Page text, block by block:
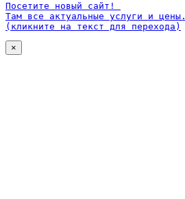
Посетите новый сайт!
Там все актуальные услуги и цены.
(кликните на текст для перехода)
×